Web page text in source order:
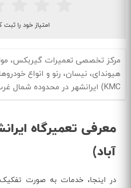
امتیاز خود را ثبت
مرکز تخصصی تعمیرات گیربکس،
KMC) ایرانشهر در محدوده شمال غرب تهران قرار دارد.
معرفی تعمیرگاه
آباد)
در اینجا، خدمات به صورت